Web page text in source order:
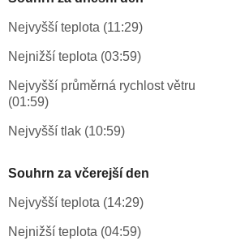
Nejvyšší teplota (11:29)
Nejnižší teplota (03:59)
Nejvyšší průměrná rychlost větru
(01:59)
Nejvyšší tlak (10:59)
Souhrn za včerejší den
Nejvyšší teplota (14:29)
Nejnižší teplota (04:59)